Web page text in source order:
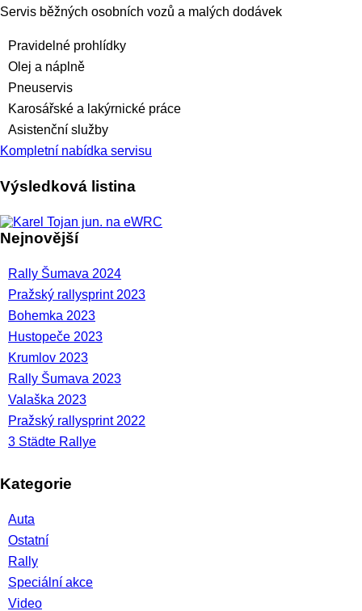
Servis běžných osobních vozů a malých dodávek
Pravidelné prohlídky
Olej a náplně
Pneuservis
Karosářské a lakýrnické práce
Asistenční služby
Kompletní nabídka servisu
Výsledková listina
Nejnovější
Rally Šumava 2024
Pražský rallysprint 2023
Bohemka 2023
Hustopeče 2023
Krumlov 2023
Rally Šumava 2023
Valaška 2023
Pražský rallysprint 2022
3 Städte Rallye
Kategorie
Auta
Ostatní
Rally
Speciální akce
Video